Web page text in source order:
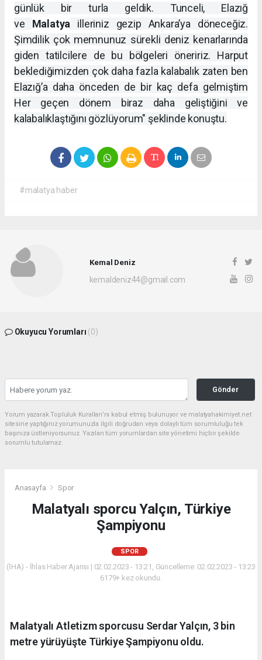
günlük bir turla geldik. Tunceli, Elazığ
ve Malatya illeriniz gezip Ankara’ya döneceğiz.
Şimdilik çok memnunuz sürekli deniz kenarlarında
giden tatilcilere de bu bölgeleri öneririz. Harput
beklediğimizden çok daha fazla kalabalık zaten ben
Elazığ’a daha önceden de bir kaç defa gelmiştim
Her geçen dönem biraz daha geliştiğini ve
kalabalıklaştığını gözlüyorum" şeklinde konuştu.
#malatya haber
Kemal Deniz
kemaldeniz44@gmail.com
Okuyucu Yorumları (0)
Gönder
Yorum yazarak Topluluk Kuralları’nı kabul etmiş bulunuyor ve malatyahakimiyet.net
sitesine yaptığınız yorumunuzla ilgili doğrudan veya dolaylı tüm sorumluluğu tek
başınıza üstleniyorsunuz. Yazılan tüm yorumlardan site yönetimi hiçbir şekilde
sorumlu tutulamaz.
Anasayfa Spor
Malatyalı sporcu Yalçın, Türkiye
Şampiyonu
SPOR
(İHA) - İhlas Haber Ajansı | 02.02.2023 - 13:21, Güncelleme: 02.02.2023 - 13:23
6179+ kez okundu.
Malatyalı Atletizm sporcusu Serdar Yalçın, 3 bin
metre yürüyüşte Türkiye Şampiyonu oldu.